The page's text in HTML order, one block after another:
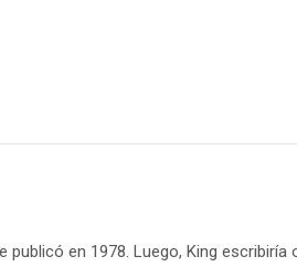
en 1978. Luego, King escribiría